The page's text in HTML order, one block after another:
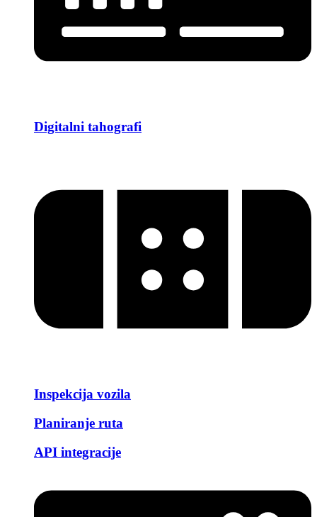
Digitalni tahografi
Inspekcija vozila
Planiranje ruta
API integracije